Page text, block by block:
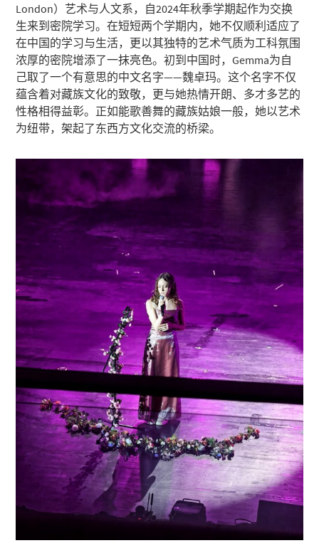
London）艺术与人文系，自2024年秋季学期起作为交换
生来到密院学习。在短短两个学期内，她不仅顺利适应了
在中国的学习与生活，更以其独特的艺术气质为工科氛围
浓厚的密院增添了一抹亮色。初到中国时，Gemma为自
己取了一个有意思的中文名字——魏卓玛。这个名字不仅
蕴含着对藏族文化的致敬，更与她热情开朗、多才多艺的
性格相得益彰。正如能歌善舞的藏族姑娘一般，她以艺术
为纽带，架起了东西方文化交流的桥梁。